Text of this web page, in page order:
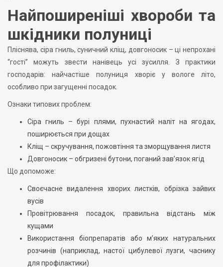
Найпоширеніші хвороби та
шкідники полуниці
Пліснява, сіра гниль, суничний кліщ, довгоносик – ці непрохані
“гості” можуть звести нанівець усі зусилля. З практики
господарів: найчастіше полуниця хворіє у вологе літо,
особливо при загущенні посадок.
Ознаки типових проблем:
Сіра гниль – бурі плями, пухнастий наліт на ягодах,
поширюється при дощах
Кліщ – скручування, пожовтіння та зморщування листя
Довгоносик – обгризені бутони, поганий зав’язок ягід
Що допоможе:
Своєчасне видалення хворих листків, обрізка зайвих
вусів
Провітрювання посадок, правильна відстань між
кущами
Використання біопрепаратів або м’яких натуральних
розчинів (наприклад, настої цибулевої лузги, часнику
для профілактики)